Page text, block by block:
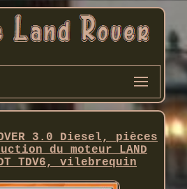
3.0 Diesel, pièces
du moteur LAND
TDV6, vilebrequin